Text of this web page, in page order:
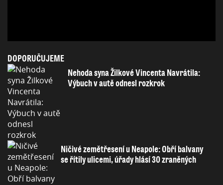
DOPORUČUJEME
Nehoda syna Žilkové Vincenta Navrátila:
Výbuch v autě odnesl rozkrok
Ničivé zemětřesení u Neapole: Obří balvany
se řítily ulicemi, úřady hlásí 30 zraněných